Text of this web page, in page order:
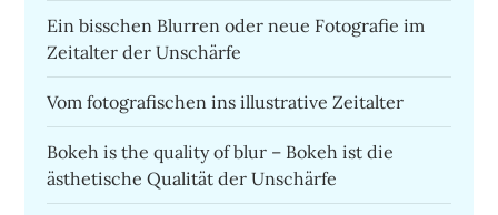
Ein bisschen Blurren oder neue Fotografie im
Zeitalter der Unschärfe
Vom fotografischen ins illustrative Zeitalter
Bokeh is the quality of blur – Bokeh ist die
ästhetische Qualität der Unschärfe